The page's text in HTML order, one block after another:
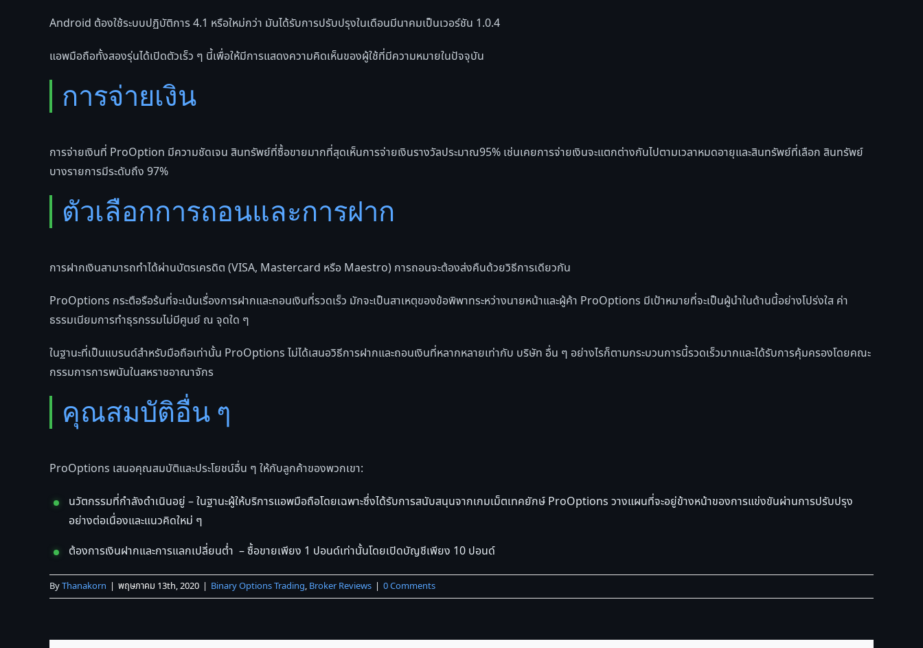
Android ต้องใช้ระบบปฏิบัติการ 4.1 หรือใหม่กว่า มันได้รับการปรับปรุงในเดือนมีนาคมเป็นเวอร์ชัน 1.0.4
แอพมือถือทั้งสองรุ่นได้เปิดตัวเร็ว ๆ นี้เพื่อให้มีการแสดงความคิดเห็นของผู้ใช้ที่มีความหมายในปัจจุบัน
การจ่ายเงิน
การจ่ายเงินที่ ProOption มีความชัดเจน สินทรัพย์ที่ซื้อขายมากที่สุดเห็นการจ่ายเงินรางวัลประมาณ95% เช่นเคยการจ่ายเงินจะแตกต่างกันไปตามเวลาหมดอายุและสินทรัพย์ที่เลือก สินทรัพย์
บางรายการมีระดับถึง 97%
ตัวเลือกการถอนและการฝาก
การฝากเงินสามารถทำได้ผ่านบัตรเครดิต (VISA, Mastercard หรือ Maestro) การถอนจะต้องส่งคืนด้วยวิธีการเดียวกัน
ProOptions กระตือรือร้นที่จะเน้นเรื่องการฝากและถอนเงินที่รวดเร็ว มักจะเป็นสาเหตุของข้อพิพาทระหว่างนายหน้าและผู้ค้า ProOptions มีเป้าหมายที่จะเป็นผู้นำในด้านนี้อย่างโปร่งใส ค่า
ธรรมเนียมการทำธุรกรรมไม่มีศูนย์ ณ จุดใด ๆ
ในฐานะที่เป็นแบรนด์สำหรับมือถือเท่านั้น ProOptions ไม่ได้เสนอวิธีการฝากและถอนเงินที่หลากหลายเท่ากับ บริษัท อื่น ๆ อย่างไรก็ตามกระบวนการนี้รวดเร็วมากและได้รับการคุ้มครองโดยคณะ
กรรมการการพนันในสหราชอาณาจักร
คุณสมบัติอื่น ๆ
ProOptions เสนอคุณสมบัติและประโยชน์อื่น ๆ ให้กับลูกค้าของพวกเขา:
นวัตกรรมที่กำลังดำเนินอยู่ – ในฐานะผู้ให้บริการแอพมือถือโดยเฉพาะซึ่งได้รับการสนับสนุนจากเกมเม็ตเทคยักษ์ ProOptions วางแผนที่จะอยู่ข้างหน้าของการแข่งขันผ่านการปรับปรุง
อย่างต่อเนื่องและแนวคิดใหม่ ๆ
ต้องการเงินฝากและการแลกเปลี่ยนต่ำ – ซื้อขายเพียง 1 ปอนด์เท่านั้นโดยเปิดบัญชีเพียง 10 ปอนด์
ByThanakorn | พฤษภาคม 13th, 2020 | Binary Options Trading, Broker Reviews | 0 Comments